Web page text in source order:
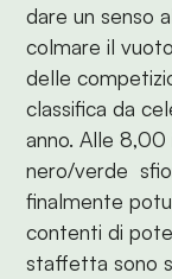
dare un senso
colmare il
delle
classifica da
anno. Alle 8,00
nero/verde
finalmente
contenti di
staffetta sono